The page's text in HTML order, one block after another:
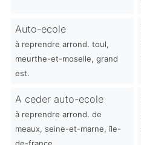
Auto-ecole
à reprendre arrond. toul,
meurthe-et-moselle, grand
est.
A ceder auto-ecole
à reprendre arrond. de
meaux, seine-et-marne, île-
de-france.